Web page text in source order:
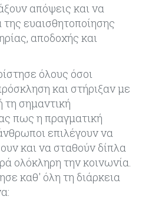
απόψεις και να
ευαισθητοποίησης
αποδοχής και
όλους όσοι
και στήριξαν με
τη σημαντική
πως η πραγματική
επιλέγουν να
και να σταθούν δίπλα
ολόκληρη την κοινωνία.
καθ' όλη τη διάρκεια